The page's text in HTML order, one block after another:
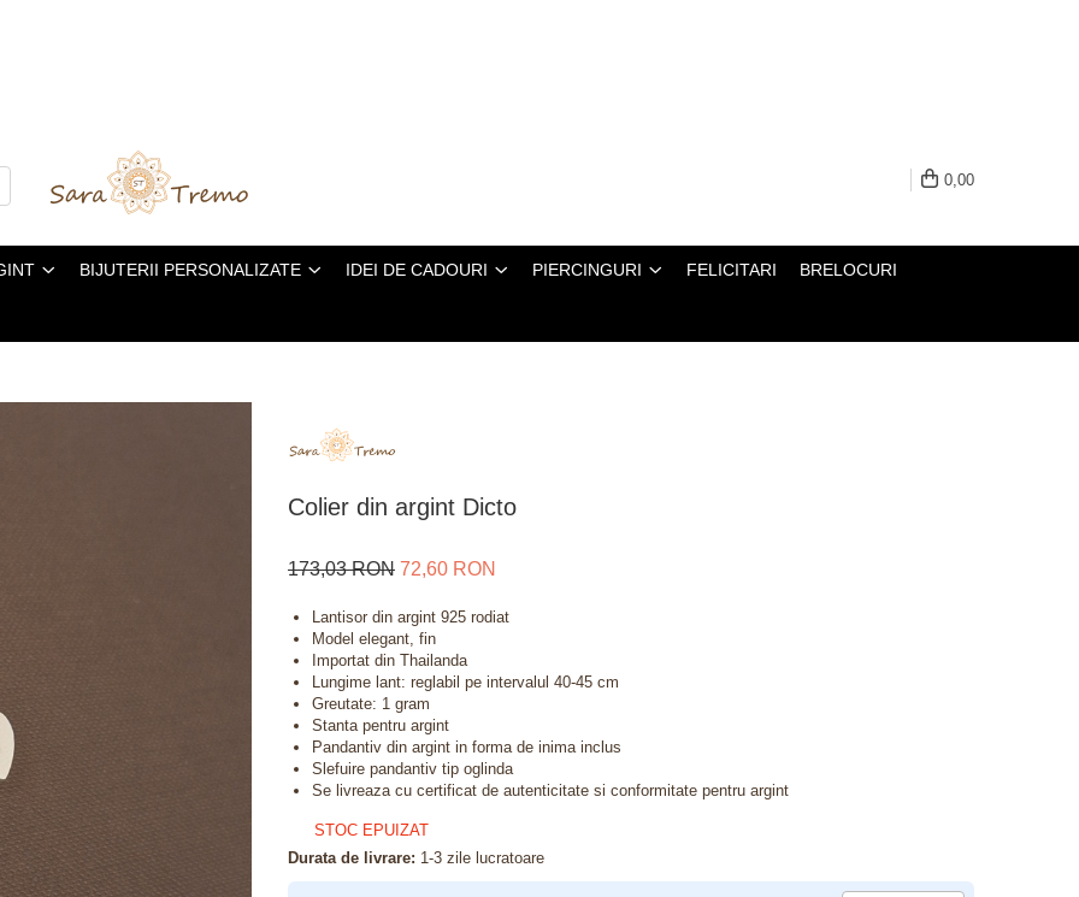
0,00
BIJUTERII PERSONALIZATE IDEI DE CADOURI PIERCINGURI FELICITARI BRELOCURI
Colier din argint Dicto
173,03 RON 72,60 RON
Lantisor din argint 925 rodiat
Model elegant, fin
Importat din Thailanda
Lungime lant: reglabil pe intervalul 40-45 cm
Greutate: 1 gram
Stanta pentru argint
Pandantiv din argint in forma de inima inclus
Slefuire pandantiv tip oglinda
Se livreaza cu certificat de autenticitate si conformitate pentru argint
STOC EPUIZAT
Durata de livrare: 1-3 zile lucratoare